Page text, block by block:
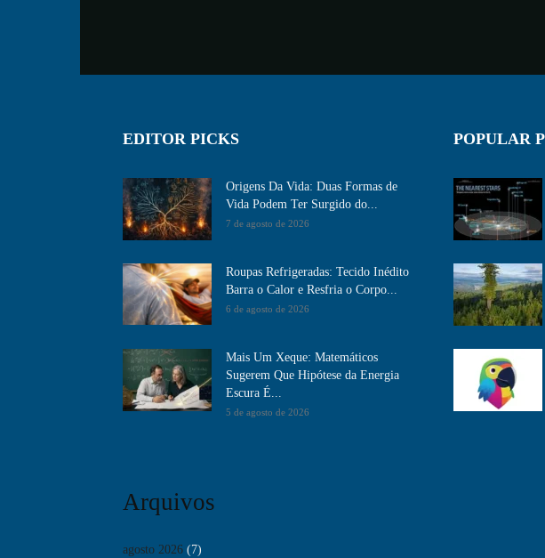
EDITOR PICKS
Origens Da Vida: Duas Formas de
Vida Podem Ter Surgido do...
7 de agosto de 2026
Roupas Refrigeradas: Tecido Inédito
Barra o Calor e Resfria o Corpo...
6 de agosto de 2026
Mais Um Xeque: Matemáticos
Sugerem Que Hipótese da Energia
Escura É...
5 de agosto de 2026
Arquivos
agosto 2026 (7)
POPULAR